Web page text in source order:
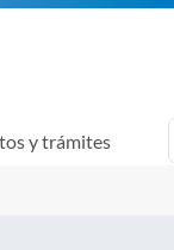
y trámites